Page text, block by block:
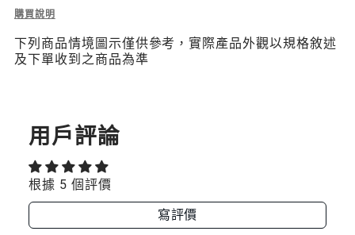
抗
藍
光
化
玻
璃
藍
光
化
玻
璃
Description
Vetro
BlueLight
購買說明
下列商品情境圖示僅供參考，實際產品外觀以規格敘述
及下單收到之商品為準
用戶評論
根據 5 個評價
寫評價